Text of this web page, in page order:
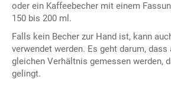
oder ein Kaffeebecher mit einem
150 bis 200 ml.
Falls kein Becher zur Hand ist, kann
verwendet werden. Es geht darum,
gleichen Verhältnis gemessen werden,
gelingt.